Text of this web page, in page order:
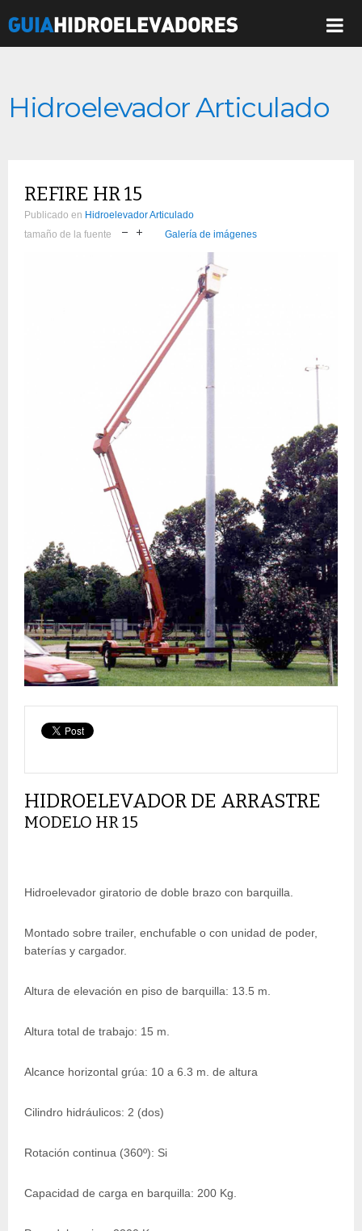
Hidroelevador Articulado
REFIRE HR 15
Publicado en Hidroelevador Articulado
tamaño de la fuente
Galería de imágenes
HIDROELEVADOR DE ARRASTRE
MODELO HR 15
Hidroelevador giratorio de doble brazo con barquilla.
Montado sobre trailer, enchufable o con unidad de poder,
baterías y cargador.
Altura de elevación en piso de barquilla: 13.5 m.
Altura total de trabajo: 15 m.
Alcance horizontal grúa: 10 a 6.3 m. de altura
Cilindro hidráulicos: 2 (dos)
Rotación continua (360º): Si
Capacidad de carga en barquilla: 200 Kg.